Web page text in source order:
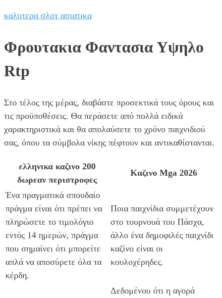
καλυτερα σλοτ ασιατικα
Φρουτακια Φαντασια Υψηλο
Rtp
Στο τέλος της μέρας, διαβάστε προσεκτικά τους όρους και
τις προϋποθέσεις. Θα περάσετε από πολλά ειδικά
χαρακτηριστικά και θα απολαύσετε το χρόνο παιχνιδιού
σας, όπου τα σύμβολα νίκης πέφτουν και αντικαθίστανται.
ελληνικα καζινο 200
δωρεαν περιστροφες
Καζινο Mga 2026
Ένα πραγματικά σπουδαίο
πράγμα είναι ότι πρέπει να
πληρώσετε το τιμολόγιο
εντός 14 ημερών, πράγμα
που σημαίνει ότι μπορείτε
απλά να αποσύρετε όλα τα
κέρδη.
Ποια παιχνίδια συμμετέχουν
στο τουρνουά του Πάσχα,
άλλο ένα δημοφιλές παιχνίδι
καζίνο είναι οι
κουλοχέρηδες.
Δεδομένου ότι η αγορά